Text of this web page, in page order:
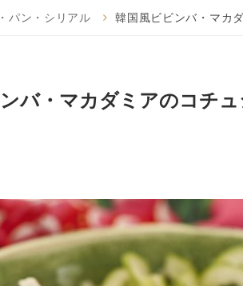
パン・シリアル 韓国風ビビンバ・マカ
バ・マカダミアのコチ